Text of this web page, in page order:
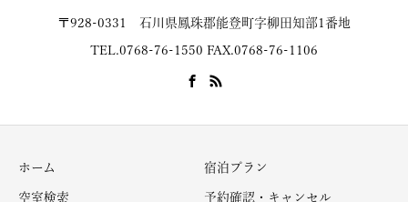
〒928-0331 石川県鳳珠郡能登町字柳田知部1番地
TEL.0768-76-1550 FAX.0768-76-1106
ホーム 宿泊プラン
空室検索 予約確認・キャンセル